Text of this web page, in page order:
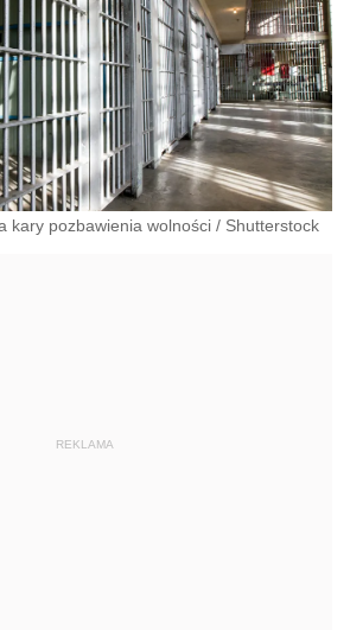
kary pozbawienia wolności / Shutterstock